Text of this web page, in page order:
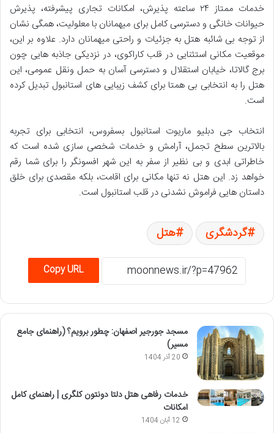
خدمات ممتاز ۲۴ ساعته پذیرش، امکانات تجاری پیشرفته، پذیرش
حیوانات خانگی و دسترسی کامل برای میهمانان با معلولیت، همگی نشان
از توجه بی شائبه هتل به جزئیات و راحتی میهمانان دارد. علاوه بر این،
موقعیت مکانی استثنایی در قلب کاراکوی، در نزدیکی جاذبه هایی چون
برج گالاتا، خیابان استقلال و دسترسی آسان به حمل ونقل عمومی، این
هتل را به انتخابی بی همتا برای کشف زیبایی های استانبول تبدیل کرده
است.
انتخاب جی دبلیو ماریوت استانبول بسفروس، انتخابی برای تجربه
بالاترین سطح تجمل، آرامش و خدمات شخصی سازی شده است که
خاطراتی ابدی و بی نظیر از سفر به این شهر افسونگر را برای شما رقم
خواهد زد. این هتل نه تنها مکانی برای اقامت، بلکه مقصدی برای خلق
داستان هایی فراموش نشدنی در قلب استانبول است.
گردشگری هتل
Copy URL
مسجد جورجیر اصفهان: چطور برویم؟ (راهنمای جامع
مسیر)
20 آذر 1404
خدمات رفاهی هتل دلتا دونتون کلگری | راهنمای کامل
امکانات
12 آبان 1404